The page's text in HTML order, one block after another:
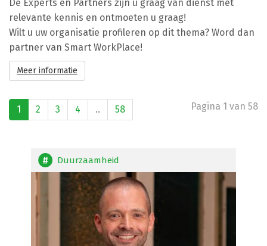
De Experts en Partners zijn u graag van dienst met
relevante kennis en ontmoeten u graag!
Wilt u uw organisatie profileren op dit thema? Word dan
partner van Smart WorkPlace!
Meer informatie
1 2 3 4 .. 58 Pagina 1 van 58
Duurzaamheid